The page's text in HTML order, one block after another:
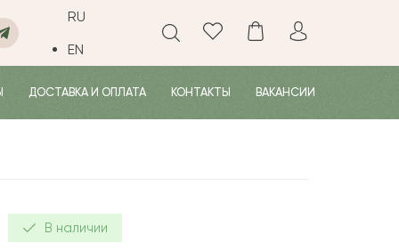
RU
EN
ДОСТАВКА И ОПЛАТА КОНТАКТЫ ВАКАНСИИ
В наличии